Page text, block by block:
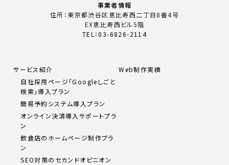
事業者情報
住所：東京都渋谷区恵比寿西二丁目8番4号
EX恵比寿西ビル5階
TEL：03-6826-2114
サービス紹介
自社採用ページ「Googleしごと
検索」導入プラン
簡易予約システム導入プラン
オンライン決済導入サポートプラ
ン
飲食店のホームページ制作プラ
ン
SEO対策のセカンドオピニオン
Web制作実績